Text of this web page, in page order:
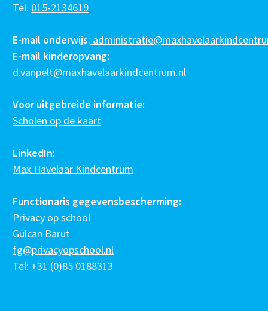
Tel. 015-2134619
E-mail onderwijs:
E-mail kinderopvang:
d.vanpelt@maxhavelaarkindcentrum.nl
Voor uitgebreide informatie:
Scholen op de kaart
LinkedIn:
Max Havelaar Kindcentrum
Functionaris gegevensbescherming:
Privacy op school
Gülcan Barut
fg@privacyopschool.nl
Tel: +31 (0)85 0188313